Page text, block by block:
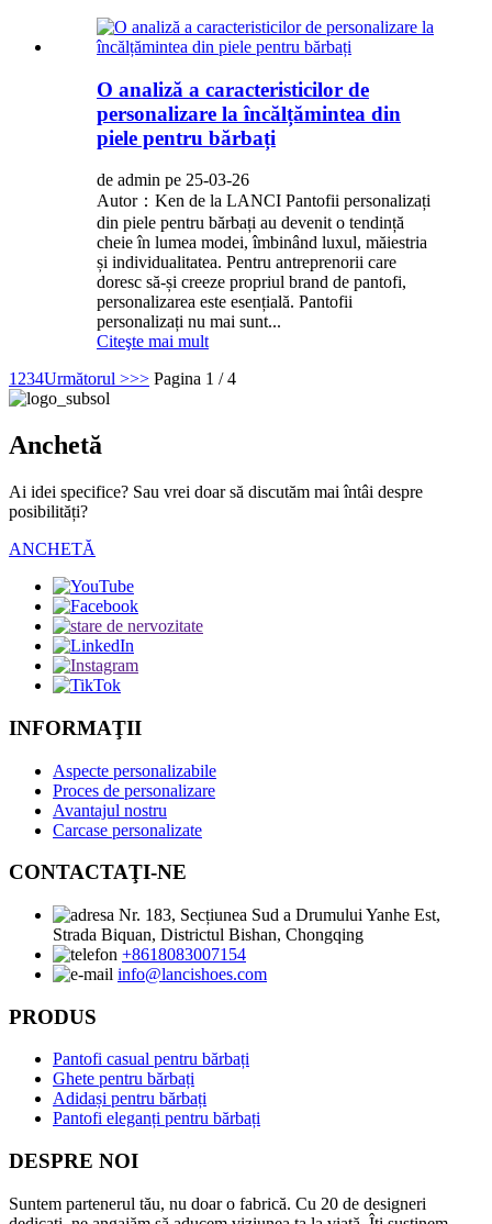
O analiză a caracteristicilor de
personalizare la încălțămintea din
piele pentru bărbați
de admin pe 25-03-26
Autor：Ken de la LANCI Pantofii personalizați
din piele pentru bărbați au devenit o tendință
cheie în lumea modei, îmbinând luxul, măiestria
și individualitatea. Pentru antreprenorii care
doresc să-și creeze propriul brand de pantofi,
personalizarea este esențială. Pantofii
personalizați nu mai sunt...
Citeşte mai mult
1 234Următorul >>> Pagina 1 / 4
Anchetă
Ai idei specifice? Sau vrei doar să discutăm mai întâi despre
posibilități?
ANCHETĂ
INFORMAŢII
Aspecte personalizabile
Proces de personalizare
Avantajul nostru
Carcase personalizate
CONTACTAŢI-NE
Nr. 183, Secțiunea Sud a Drumului Yanhe Est,
Strada Biquan, Districtul Bishan, Chongqing
+8618083007154
info@lancishoes.com
PRODUS
Pantofi casual pentru bărbați
Ghete pentru bărbați
Adidași pentru bărbați
Pantofi eleganți pentru bărbați
DESPRE NOI
Suntem partenerul tău, nu doar o fabrică. Cu 20 de designeri